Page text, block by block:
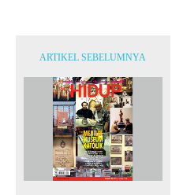
ARTIKEL SEBELUMNYA